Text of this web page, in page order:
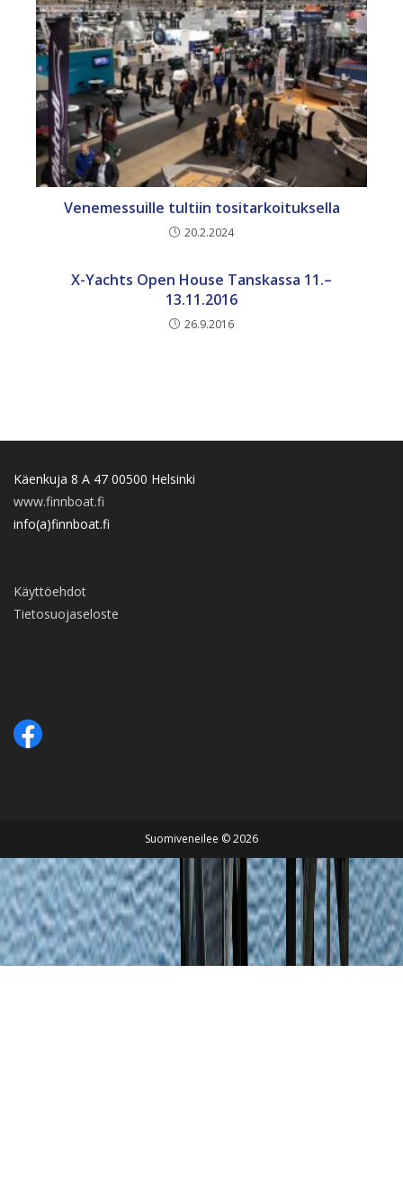
Venemessuille tultiin tositarkoituksella
20.2.2024
X-Yachts Open House Tanskassa 11.–
13.11.2016
26.9.2016
Käenkuja 8 A 47 00500 Helsinki
www.finnboat.fi
info(a)finnboat.fi
Käyttöehdot
Tietosuojaseloste
Suomiveneilee © 2026